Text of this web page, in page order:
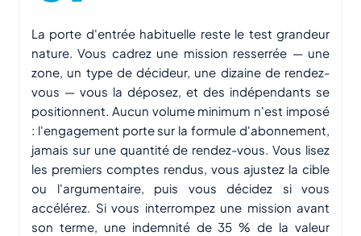
La porte d'entrée habituelle reste le test grandeur
nature. Vous cadrez une mission resserrée — une
zone, un type de décideur, une dizaine de rendez-
vous — vous la déposez, et des indépendants se
positionnent. Aucun volume minimum n'est imposé
: l'engagement porte sur la formule d'abonnement,
jamais sur une quantité de rendez-vous. Vous lisez
les premiers comptes rendus, vous ajustez la cible
ou l'argumentaire, puis vous décidez si vous
accélérez. Si vous interrompez une mission avant
son terme, une indemnité de 35 % de la valeur